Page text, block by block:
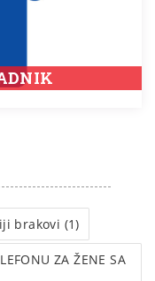
brakovi (1)
ZA ŽENE SA